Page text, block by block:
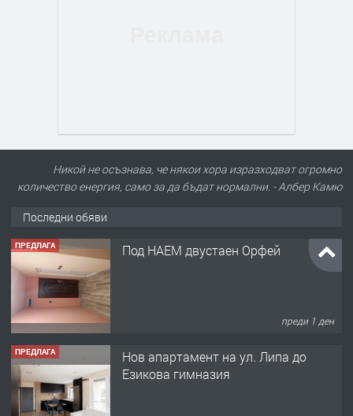
Никой не осъзнава, че някои хора изразходват огромно
количество енергия, само за да бъдат нормални. - Албер Камю
Последни обяви
ПРЕДЛАГА Под НАЕМ двустаен Орфей
преди 1 ден
ПРЕДЛАГА
Нов апартамент на ул. Липа до
Езикова гимназия